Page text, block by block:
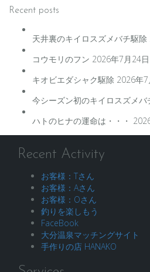
Recent posts
天井裏のキイロスズメバチ駆除
コウモリのフン 2026年7月24日
キオビエダシャク駆除 2026年7
今シーズン初のキイロスズメバ
ハトのヒナの運命は・・・
Recent Activity
お客様：Tさん
お客様：Aさん
お客様：Oさん
釣りを楽しもう
FaceBook
大分温泉マッチングサイト
手作りの店 HANAKO